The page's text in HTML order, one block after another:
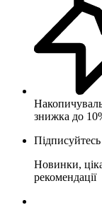
знижка до
Новинки,
рекомендації